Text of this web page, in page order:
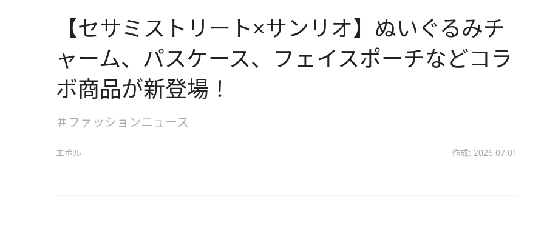
【セサミストリート×サンリオ】ぬいぐるみチ
ャーム、パスケース、フェイスポーチなどコラ
ボ商品が新登場！
＃ファッションニュース
エボル 作成: 2026.07.01